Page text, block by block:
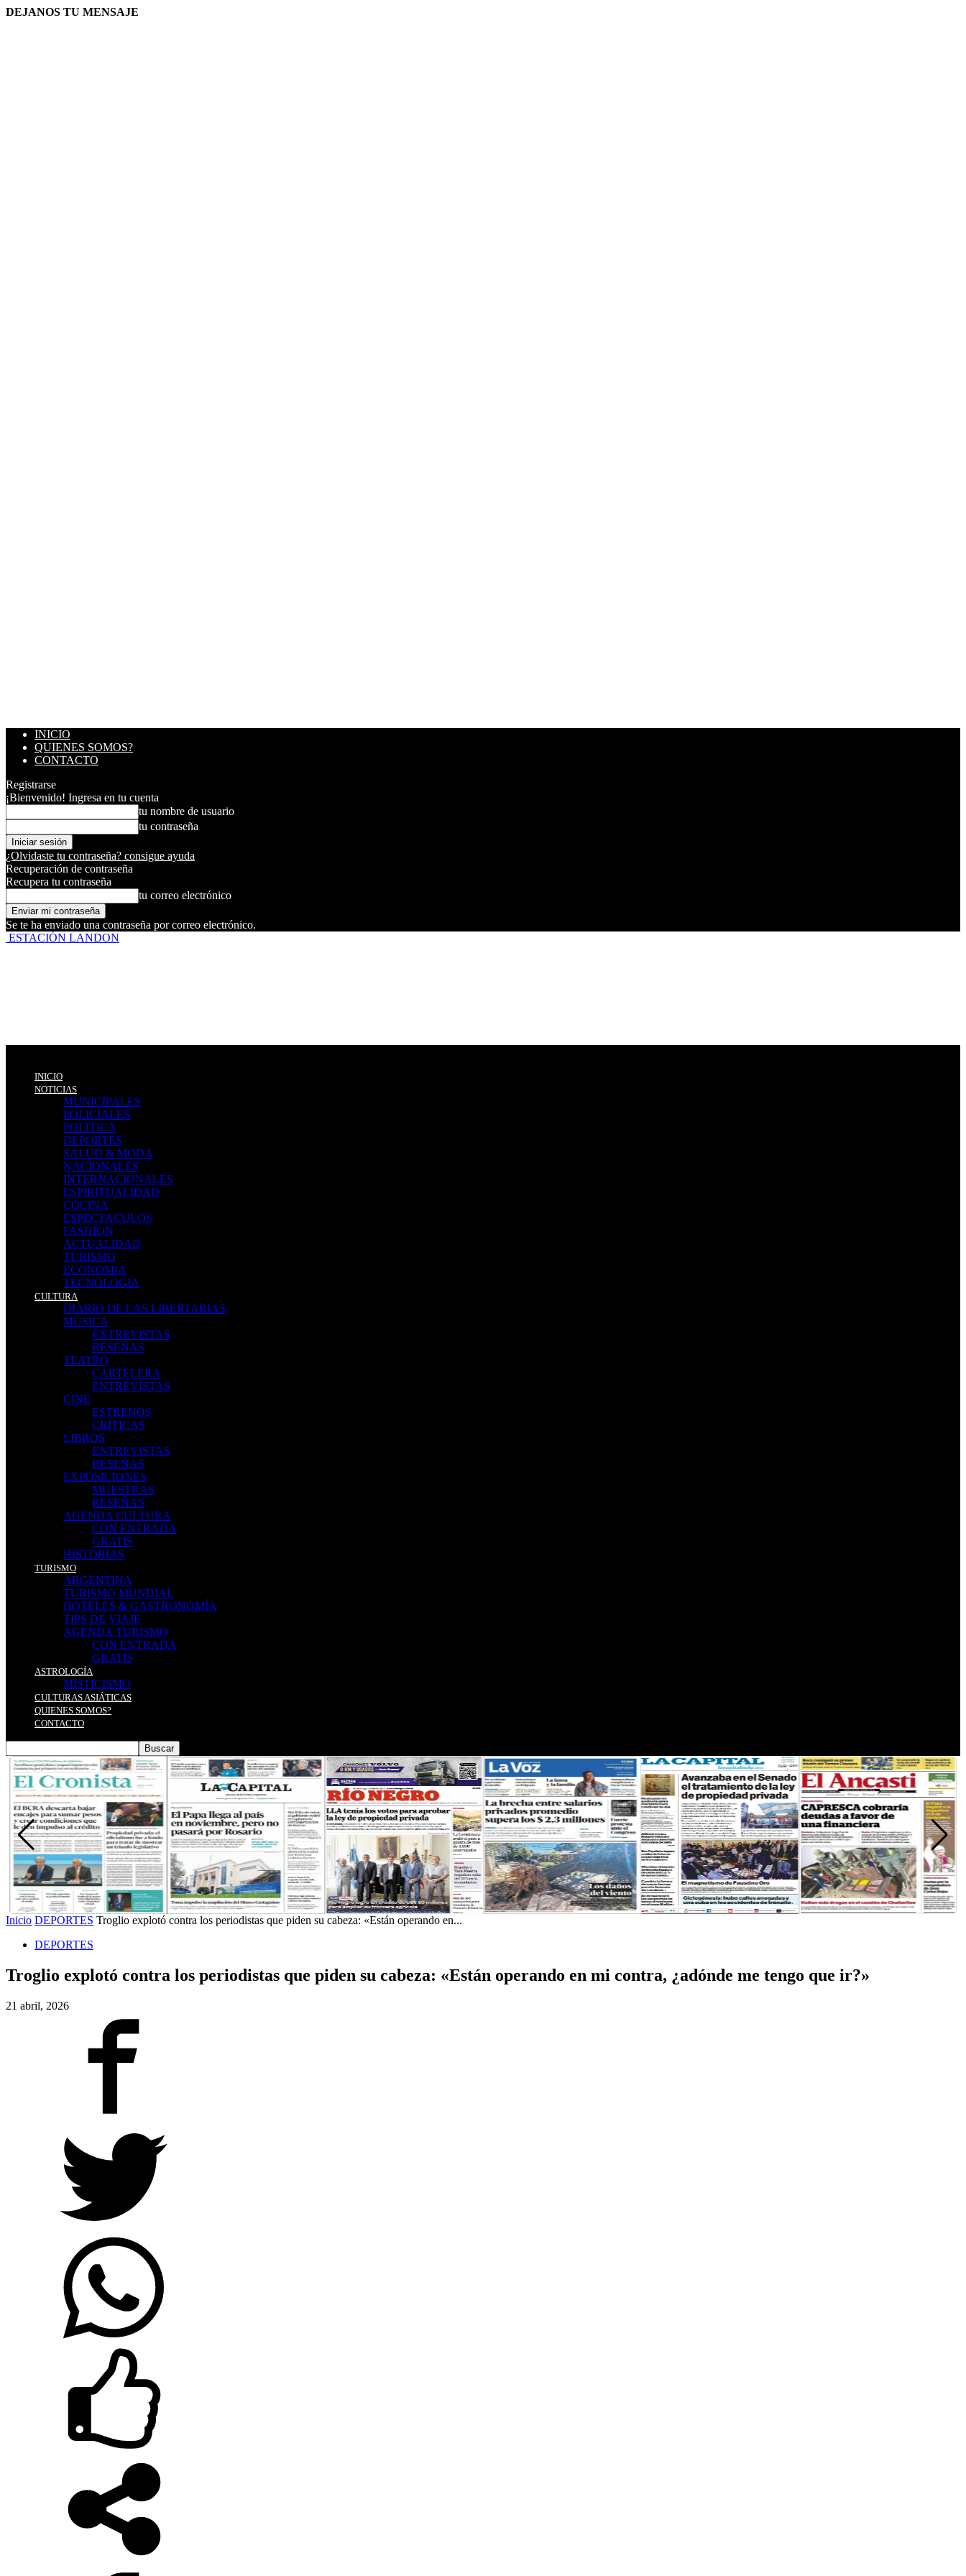
DEJANOS TU MENSAJE
INICIO
QUIENES SOMOS?
CONTACTO
Registrarse
¡Bienvenido! Ingresa en tu cuenta
tu nombre de usuario
tu contraseña
¿Olvidaste tu contraseña? consigue ayuda
Recuperación de contraseña
Recupera tu contraseña
tu correo electrónico
Se te ha enviado una contraseña por correo electrónico.
ESTACIÓN LANDON
INICIO
NOTICIAS
MUNICIPALES
POLICIALES
POLITICA
DEPORTES
SALUD & MODA
NACIONALES
INTERNACIONALES
ESPIRITUALIDAD
COCINA
ESPECTACULOS
FASHION
ACTUALIDAD
TURISMO
ECONOMIA
TECNOLOGIA
CULTURA
DIARIO DE LAS LIBERTARIAS
MÚSICA
ENTREVISTAS
RESEÑAS
TEATRO
CARTELERA
ENTREVISTAS
CINE
ESTRENOS
CRÍTICAS
LIBROS
ENTREVISTAS
RESEÑAS
EXPOSICIONES
MUESTRAS
RESEÑAS
AGENDA CULTURA
CON ENTRADA
GRATIS
HISTORIAS
TURISMO
ARGENTINA
TURISMO MUNDIAL
HOTELES & GASTRONOMÍA
TIPS DE VIAJE
AGENDA TURISMO
CON ENTRADA
GRATIS
ASTROLOGÍA
MISTICISMO
CULTURAS ASIÁTICAS
QUIENES SOMOS?
CONTACTO
Inicio DEPORTES Troglio explotó contra los periodistas que piden su cabeza: «Están operando en...
DEPORTES
Troglio explotó contra los periodistas que piden su cabeza: «Están operando en mi contra, ¿adónde me tengo que ir?»
21 abril, 2026